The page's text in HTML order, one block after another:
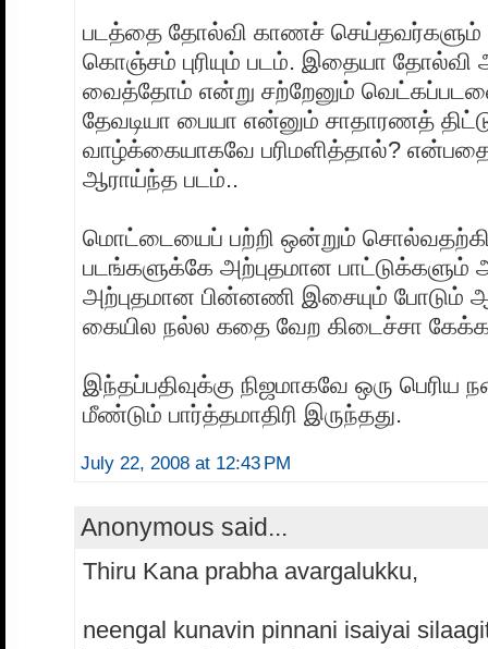
படத்தை தோல்வி காணச் செய்தவர்களும்
கொஞ்சம் புரியும் படம். இதையா
வைத்தோம் என்று சற்றேனும்
தேவடியா பையா என்னும் சாதாரணத்
வாழ்க்கையாகவே பரிமளித்தால்?
ஆராய்ந்த படம்..
மொட்டையைப் பற்றி ஒன்றும்
படங்களுக்கே அற்புதமான பாட்டுக்களும்
அற்புதமான பின்னணி இசையும்
கையில நல்ல கதை வேற கிடைச்சா
இந்தப்பதிவுக்கு நிஜமாகவே ஒரு பெரிய
மீண்டும் பார்த்தமாதிரி இருந்தது.
July 22, 2008 at 12:43 PM
Anonymous said...
Thiru Kana prabha avargalukku,
neengal kunavin pinnani isaiyai